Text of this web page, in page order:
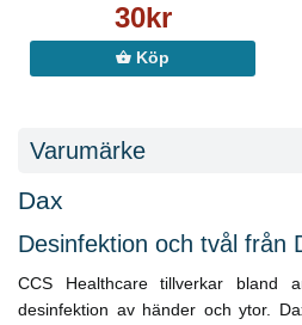
30kr
Köp
Varumärke
Dax
Desinfektion och tvål från
CCS Healthcare tillverkar bland
desinfektion av händer och ytor.